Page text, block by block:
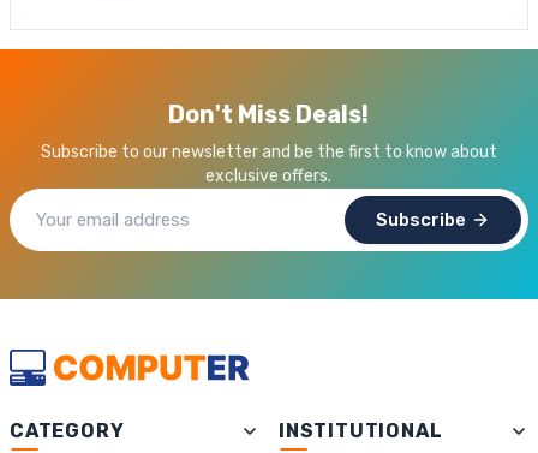
Don't Miss Deals!
Subscribe to our newsletter and be the first to know about
exclusive offers.
Subscribe
CATEGORY INSTITUTIONAL